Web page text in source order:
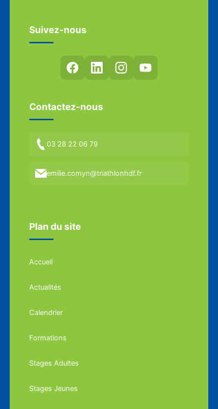
Suivez-nous
Contactez-nous
03 28 22 06 79
emilie.comyn@triathlonhdf.fr
Plan du site
Accueil
Actualités
Calendrier
Formations
Stages Adultes
Stages Jeunes